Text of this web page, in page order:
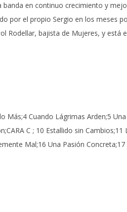
en continuo crecimiento y
por el propio Sergio en los meses
Rodellar, bajista de Mujeres, y está
Cuando Lágrimas Arden;5
C ; 10 Estallido sin
Mal;16 Una Pasión